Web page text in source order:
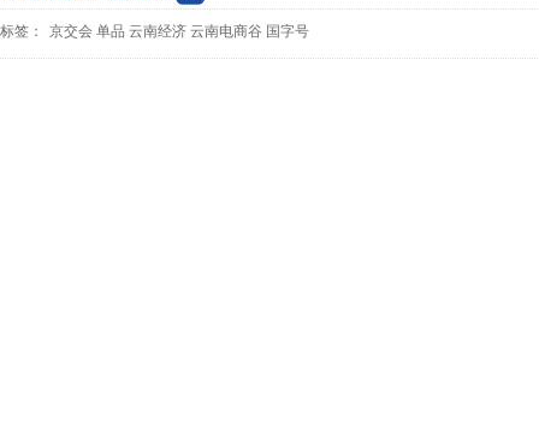
标签： 京交会 单品 云南经济 云南电商谷 国字号